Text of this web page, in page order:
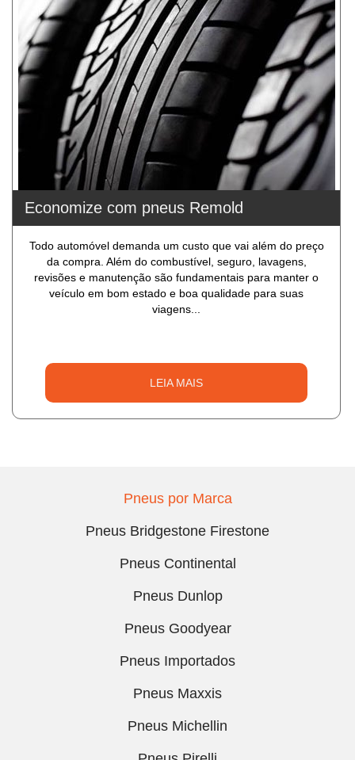
Economize com pneus Remold
Todo automóvel demanda um custo que vai além do preço
da compra. Além do combustível, seguro, lavagens,
revisões e manutenção são fundamentais para manter o
veículo em bom estado e boa qualidade para suas
viagens...
LEIA MAIS
Pneus por Marca
Pneus Bridgestone Firestone
Pneus Continental
Pneus Dunlop
Pneus Goodyear
Pneus Importados
Pneus Maxxis
Pneus Michellin